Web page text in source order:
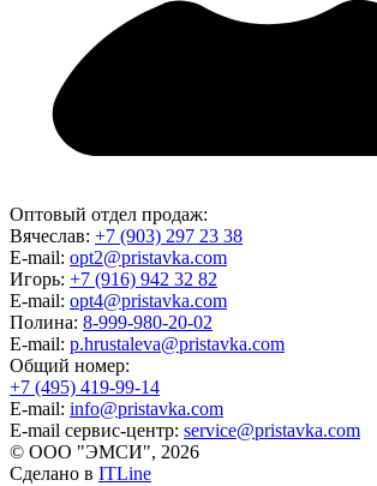
Оптовый отдел продаж:
Вячеслав: +7 (903) 297 23 38
E-mail: opt2@pristavka.com
Игорь: +7 (916) 942 32 82
E-mail: opt4@pristavka.com
Полина: 8-999-980-20-02
E-mail: p.hrustaleva@pristavka.com
Общий номер:
+7 (495) 419-99-14
E-mail: info@pristavka.com
E-mail сервис-центр: service@pristavka.com
© ООО "ЭМСИ", 2026
Сделано в ITLine